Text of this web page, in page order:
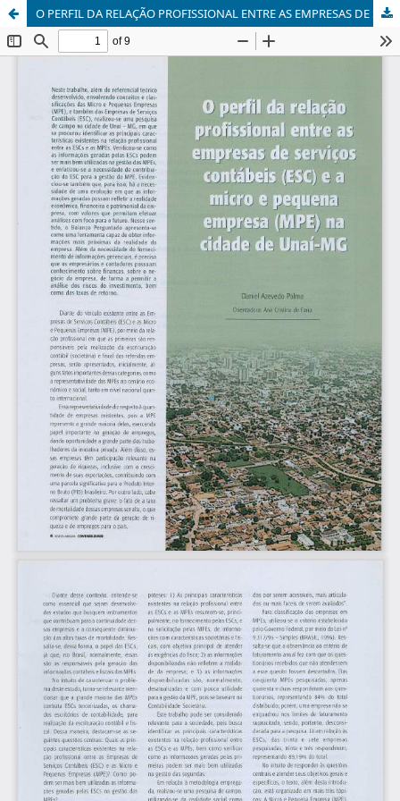
O PERFIL DA RELAÇÃO PROFISSIONAL ENTRE AS EMPRESAS DE SERVIÇOS CONTÁBEIS (ESC) E A MICRO E PEQUENA EMPRESA (MPE) NA CIDADE DE UNAÍ (MG)